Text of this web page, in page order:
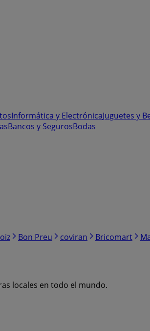
Informática y ElectrónicaJuguetes y
Bancos y SegurosBodas
Bon Preu coviran Bricomart
locales en todo el mundo.